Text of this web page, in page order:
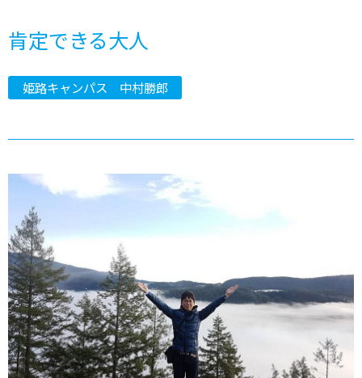
肯定できる大人
姫路キャンパス 中村勝郎